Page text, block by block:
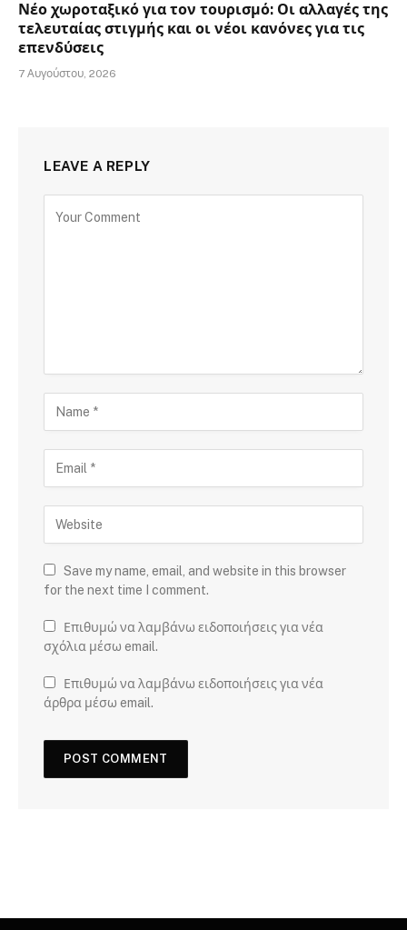
Νέο χωροταξικό για τον τουρισμό: Οι αλλαγές της
τελευταίας στιγμής και οι νέοι κανόνες για τις
επενδύσεις
7 Αυγούστου, 2026
LEAVE A REPLY
Save my name, email, and website in this browser
for the next time I comment.
Επιθυμώ να λαμβάνω ειδοποιήσεις για νέα
σχόλια μέσω email.
Επιθυμώ να λαμβάνω ειδοποιήσεις για νέα
άρθρα μέσω email.